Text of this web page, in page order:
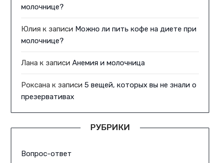
молочнице?
Юлия к записи Можно ли пить кофе на диете при
молочнице?
Лана к записиАнемия и молочница
Роксана к записи5 вещей, которых вы не знали о
презервативах
РУБРИКИ
Вопрос-ответ